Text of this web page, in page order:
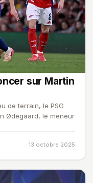
sur Martin
de terrain, le PSG
Ødegaard, le meneur
13 octobre 2025